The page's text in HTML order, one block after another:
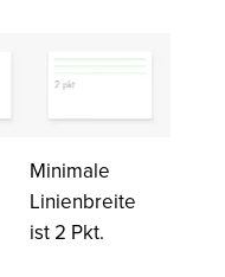
Minimale
Linienbreite
ist 2 Pkt.